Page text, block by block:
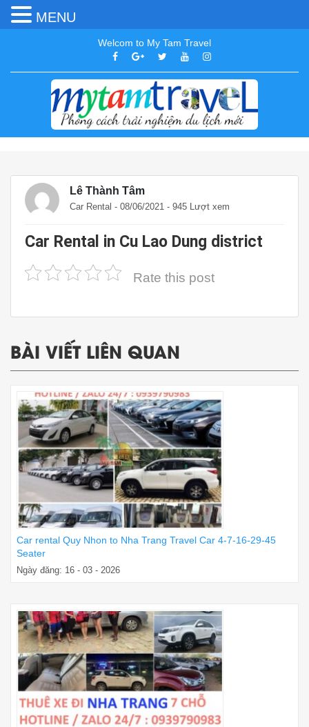
Welcom to My Tam Travel
Lê Thành Tâm
Car Rental - 08/06/2021 - 945 Lượt xem
Car Rental in Cu Lao Dung district
Rate this post
BÀI VIẾT LIÊN QUAN
Car rental Quy Nhon to Nha Trang Travel Car 4-7-16-29-45
Seater
Ngày đăng: 16 - 03 - 2026
MENU